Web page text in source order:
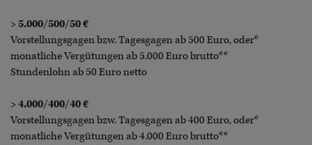
> 5.000/500/50 €
Vorstellungsgagen bzw. Tagesgagen ab 500 Euro, oder*
monatliche Vergütungen ab 5.000 Euro brutto**
Stundenlohn ab 50 Euro netto
> 4.000/400/40 €
Vorstellungsgagen bzw. Tagesgagen ab 400 Euro, oder*
monatliche Vergütungen ab 4.000 Euro brutto**